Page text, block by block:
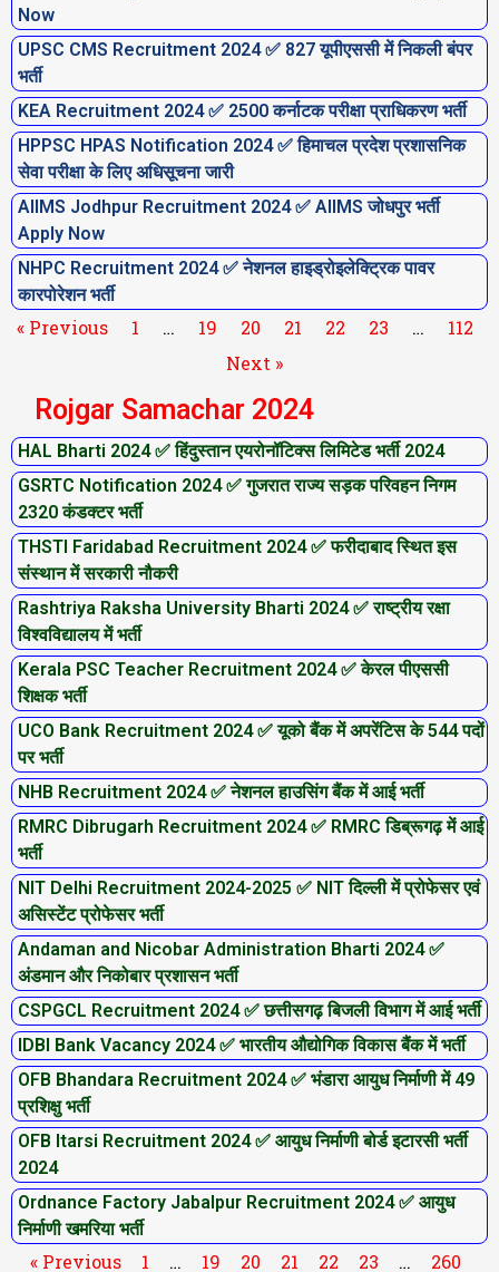
Now
UPSC CMS Recruitment 2024 ✅ 827 यूपीएससी में निकली बंपर
भर्ती
KEA Recruitment 2024 ✅ 2500 कर्नाटक परीक्षा प्राधिकरण भर्ती
HPPSC HPAS Notification 2024 ✅ हिमाचल प्रदेश प्रशासनिक
सेवा परीक्षा के लिए अधिसूचना जारी
AIIMS Jodhpur Recruitment 2024 ✅ AIIMS जोधपुर भर्ती
Apply Now
NHPC Recruitment 2024 ✅ नेशनल हाइड्रोइलेक्ट्रिक पावर
कारपोरेशन भर्ती
« Previous 1 … 19 20 21 22 23 …
112
Next »
Rojgar Samachar 2024
HAL Bharti 2024 ✅ हिंदुस्तान एयरोनॉटिक्स लिमिटेड भर्ती 2024
GSRTC Notification 2024 ✅ गुजरात राज्य सड़क परिवहन निगम
2320 कंडक्टर भर्ती
THSTI Faridabad Recruitment 2024 ✅ फरीदाबाद स्थित इस
संस्थान में सरकारी नौकरी
Rashtriya Raksha University Bharti 2024 ✅ राष्ट्रीय रक्षा
विश्वविद्यालय में भर्ती
Kerala PSC Teacher Recruitment 2024 ✅ केरल पीएससी
शिक्षक भर्ती
UCO Bank Recruitment 2024 ✅ यूको बैंक में अपरेंटिस के 544 पदों
पर भर्ती
NHB Recruitment 2024 ✅ नेशनल हाउसिंग बैंक में आई भर्ती
RMRC Dibrugarh Recruitment 2024 ✅ RMRC डिब्रूगढ़ में आई
भर्ती
NIT Delhi Recruitment 2024-2025 ✅ NIT दिल्ली में प्रोफेसर एवं
असिस्टेंट प्रोफेसर भर्ती
Andaman and Nicobar Administration Bharti 2024 ✅
अंडमान और निकोबार प्रशासन भर्ती
CSPGCL Recruitment 2024 ✅ छत्तीसगढ़ बिजली विभाग में आई भर्ती
IDBI Bank Vacancy 2024 ✅ भारतीय औद्योगिक विकास बैंक में भर्ती
OFB Bhandara Recruitment 2024 ✅ भंडारा आयुध निर्माणी में 49
प्रशिक्षु भर्ती
OFB Itarsi Recruitment 2024 ✅ आयुध निर्माणी बोर्ड इटारसी भर्ती
2024
Ordnance Factory Jabalpur Recruitment 2024 ✅ आयुध
निर्माणी खमरिया भर्ती
« Previous
P
a
g
e
1 …
P
a
g
19
P
a
g
20
P
a
g
21
P
a
g
22
P
a
g
23 …
P
a
g
260